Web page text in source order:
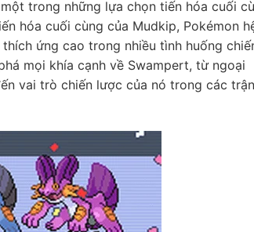
trong những lựa chọn tiến hóa cuối
hóa cuối cùng của Mudkip, Pokémon
ứng cao trong nhiều tình huống
mọi khía cạnh về Swampert, từ ngoại
vai trò chiến lược của nó trong các trận